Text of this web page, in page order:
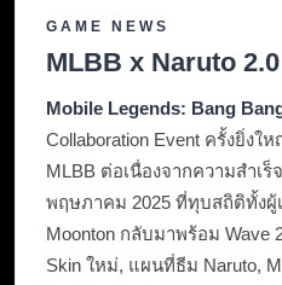
GAME NEWS
MLBB x Naruto
Mobile Legends: Bang
Collaboration Event ครั้งยิ่ง
MLBB ต่อเนื่องจากความสำเร็
พฤษภาคม 2025 ที่ทุบสถิติทั้งผู้
Moonton กลับมาพร้อม Wave
Skin ใหม่, แผนที่ธีม Naruto,